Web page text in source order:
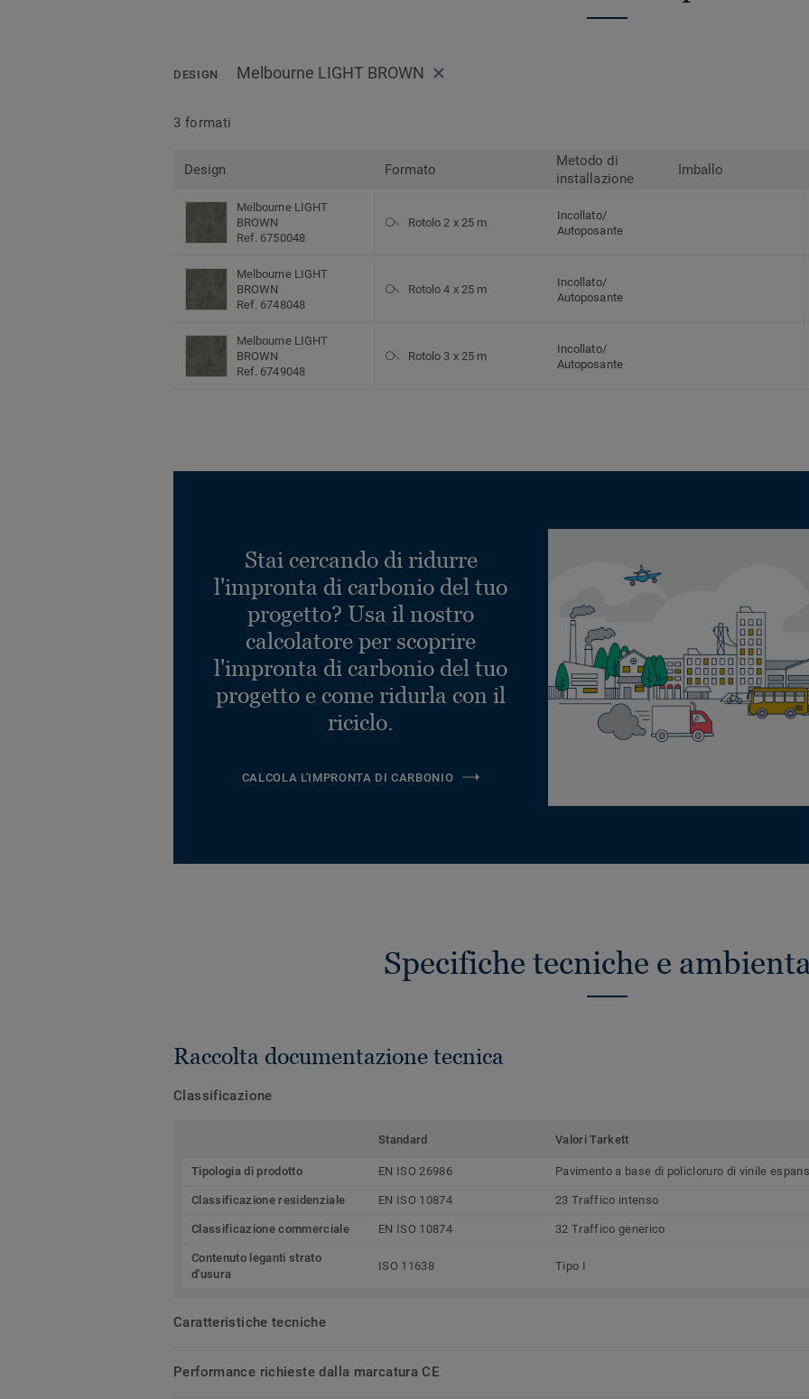
DESIGN Melbourne LIGHT BROWN
3 formati
Design Formato
Metodo di
installazione
Imballo
Melbourne LIGHT
BROWN
Ref. 6750048
Rotolo 2 x 25 m
Incollato/
Autoposante
Melbourne LIGHT
BROWN
Ref. 6748048
Rotolo 4 x 25 m
Incollato/
Autoposante
Melbourne LIGHT
BROWN
Ref. 6749048
Rotolo 3 x 25 m
Incollato/
Autoposante
Stai cercando di ridurre
l'impronta di carbonio del tuo
progetto? Usa il nostro
calcolatore per scoprire
l'impronta di carbonio del tuo
progetto e come ridurla con il
riciclo.
CALCOLA L'IMPRONTA DI CARBONIO
Specifiche tecniche e
Raccolta documentazione tecnica
Classificazione
Standard Valori Tarkett
Tipologia di prodotto EN ISO 26986 Pavimento a base di policloruro di vinile
Classificazione residenziale EN ISO 10874 23 Traffico intenso
Classificazione commerciale EN ISO 10874 32 Traffico generico
Contenuto leganti strato
d'usura
ISO 11638 Tipo I
Caratteristiche tecniche
Performance richieste dalla marcatura CE